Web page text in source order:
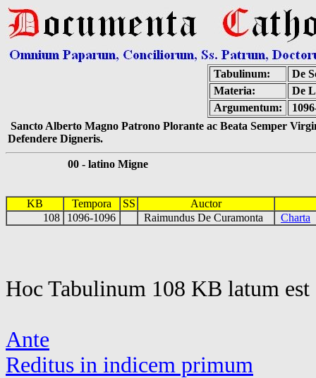
Tabulinum:
De
Materia:
De
Argumentum:
Sancto Alberto Magno Patrono Plorante ac Beata Semper
Defendere Digneris.
00 - latino Migne
KB Tempora SS
Auctor
108
1096-1096 Raimundus De Curamonta Charta
Hoc Tabulinum 108 KB latum
Ante
Reditus in indicem primum